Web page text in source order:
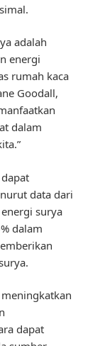
adalah
energi
rumah kaca
Goodall,
dalam
data dari
surya
dalam
dapat